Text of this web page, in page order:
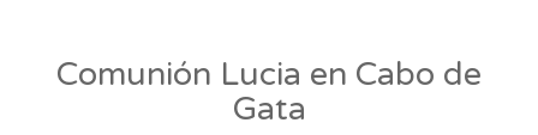
Comunión Lucia en Cabo de
Gata